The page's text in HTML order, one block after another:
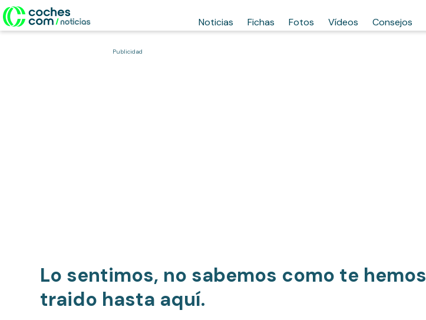
Noticias Fichas Fotos Vídeos Consejos
Publicidad
Lo sentimos, no sabemos como te hemos
traido hasta aquí.